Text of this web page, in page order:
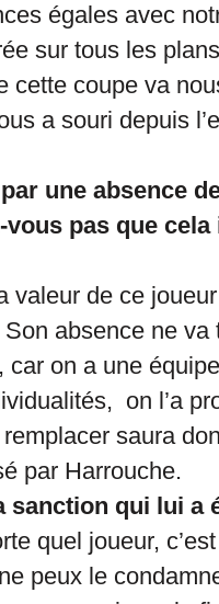
égales avec
sur tous les
cette coupe va
a souri depuis
une absence
vous pas que
valeur de ce
Son absence ne
car on a une
on l’a
saura
par Harrouche.
sanction qui lui a
quel joueur,
peux le